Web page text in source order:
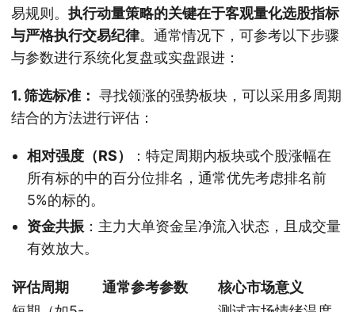
易规则。 执行动量策略的关键在于客观量化选股指标
与严格执行交易纪律。通常情况下，可参考以下步骤
与参数进行系统化复盘或实盘跟进：
1. 筛选标准： 寻找领涨的强势板块，可以采用多周期
结合的方法进行评估：
相对强度（RS）
：特定周期内板块或个股涨幅在
所有标的中的百分位排名，通常优先考虑排名前
5%的标的。
资金共振 ：主力大单资金呈净流入状态，且成交量
有效放大。
评估周期 通常参考参数
核心市场意义